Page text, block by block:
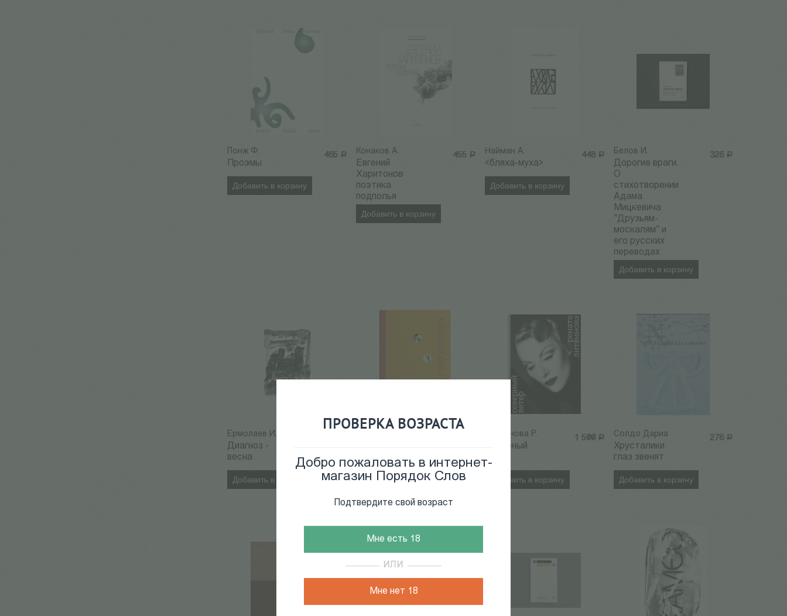
ПРОВЕРКА ВОЗРАСТА
Добро пожаловать в интернет-
магазин Порядок Слов
Подтвердите свой возраст
Мне есть 18
ИЛИ
Мне нет 18
465 Р
Понж Ф.
Проэмы
Добавить в корзину
455 Р
Конаков А.
Евгений
Харитонов:
поэтика
подполья
Добавить в корзину
448 Р
Найман А.
<бляха-муха>
Добавить в корзину
326 Р
Белов И.
Дорогие враги.
О
стихотворении
Адама
Мицкевича
"Друзьям-
москалям" и
его русских
переводах
Добавить в корзину
Ермолаев И.
Диагноз -
весна
Добавить в корзину
владеющего
ключами
Добавить в корзину
1 500 Р
Литвинова Р.
Северный
ветер
Добавить в корзину
276 Р
Солдо Дариа
Хрусталики
глаз звенят
Добавить в корзину